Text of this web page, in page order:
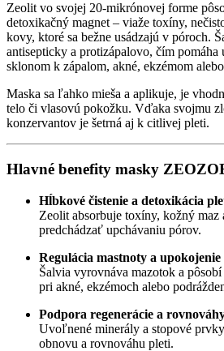
Zeolit vo svojej 20-mikrónovej forme
detoxikačný magnet – viaže toxíny,
kovy, ktoré sa bežne usádzajú v póroch.
antisepticky a protizápalovo, čím
sklonom k zápalom, akné, ekzémom
Maska sa ľahko mieša a aplikuje, je
telo či vlasovú pokožku. Vďaka svojmu
konzervantov je šetrná aj k citlivej pleti.
Hlavné benefity masky
Hĺbkové čistenie a detoxikácia
Zeolit absorbuje toxíny, kožný maz
predchádzať upchávaniu pórov.
Regulácia mastnoty a
Šalvia vyrovnáva mazotok a
pri akné, ekzémoch alebo
Podpora regenerácie a
Uvoľnené minerály a stopové
obnovu a rovnováhu pleti.